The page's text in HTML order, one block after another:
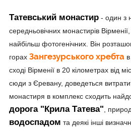
Татевський монастир - один з
середньовічних монастирів
найбільш фотогенічних. Він
горах Зангезурського хребта
сході Вірменії в 20 кілометрах від
сюди з Єревану, доведеться
монастиря в комплекс сходить
дорога "Крила Татева",
водоспадом та деякі інші